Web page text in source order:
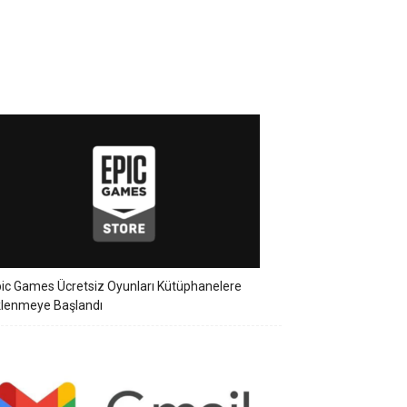
Games Ücretsiz Oyunları Kütüphanelere
Başlandı